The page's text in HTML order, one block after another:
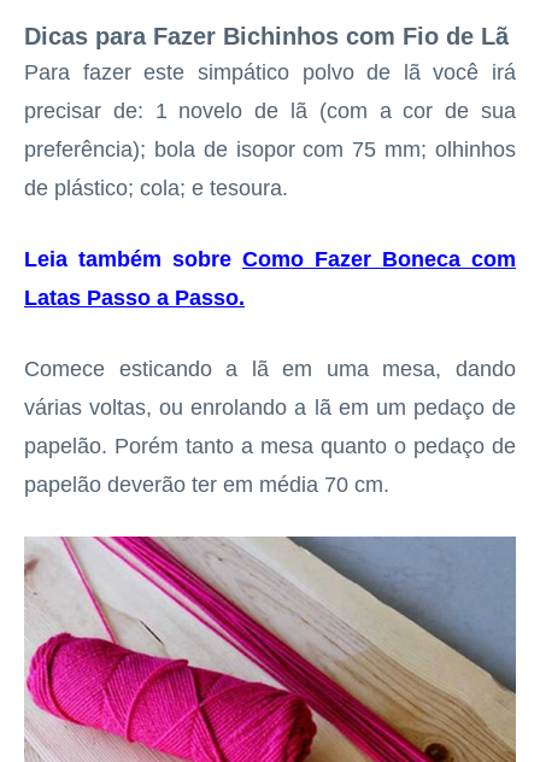
Dicas para Fazer Bichinhos com Fio de Lã
Para fazer este simpático polvo de lã você irá
precisar de: 1 novelo de lã (com a cor de sua
preferência); bola de isopor com 75 mm; olhinhos
de plástico; cola; e tesoura.
Leia também sobre Como Fazer Boneca com
Latas Passo a Passo.
Comece esticando a lã em uma mesa, dando
várias voltas, ou enrolando a lã em um pedaço de
papelão. Porém tanto a mesa quanto o pedaço de
papelão deverão ter em média 70 cm.